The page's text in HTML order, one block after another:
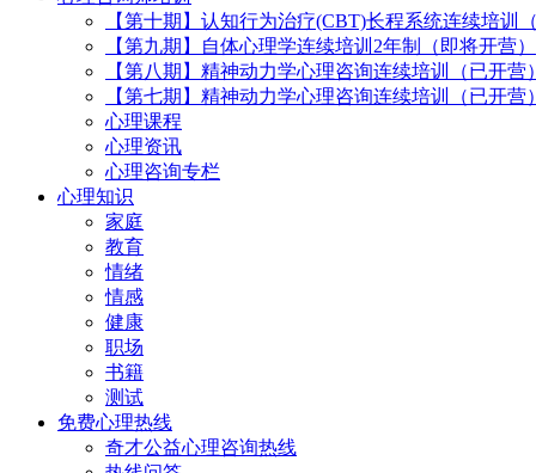
【第十期】认知行为治疗(CBT)长程系统连续培训
【第九期】自体心理学连续培训2年制（即将开营）
【第八期】精神动力学心理咨询连续培训（已开营）
【第七期】精神动力学心理咨询连续培训（已开营）
心理课程
心理资讯
心理咨询专栏
心理知识
家庭
教育
情绪
情感
健康
职场
书籍
测试
免费心理热线
奇才公益心理咨询热线